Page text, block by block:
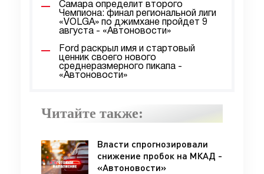
Самара определит второго
Чемпиона: финал региональной лиги
«VOLGA» по джимхане пройдет 9
августа - «Автоновости»
Ford раскрыл имя и стартовый
ценник своего нового
среднеразмерного пикапа -
«Автоновости»
Читайте также:
Власти спрогнозировали
снижение пробок на МКАД -
«Автоновости»